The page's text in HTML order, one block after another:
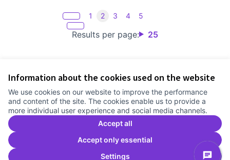
Information about the cookies used on the website
We use cookies on our website to improve the performance
and content of the site. The cookies enable us to provide a
more individual user experience and social media channels.
Accept all
Accept only essential
Settings
Results per page: 25
1 2 3 4 5
Cookie settings
Comunitat Canòdrom at Facebook
(External link)
Comunitat Canòdrom at Instagram
(External link)
Comunitat Canòdrom at YouTube
(External link)
English
Triar la llenguaElegir el idiomaChoose language